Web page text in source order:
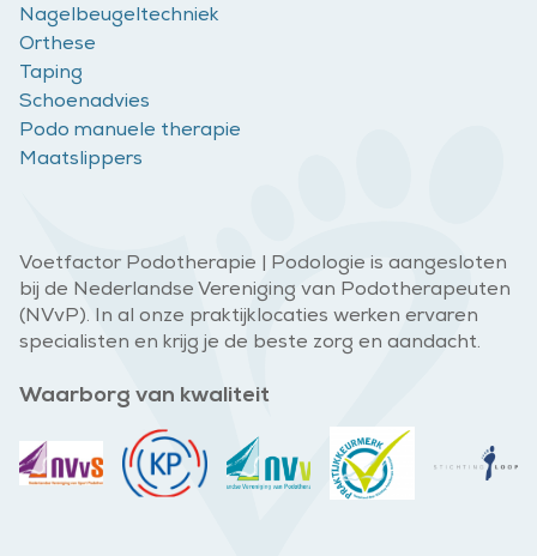
Voetfactor Podotherapie | Podologie is aangesloten
bij de Nederlandse Vereniging van Podotherapeuten
(NVvP). In al onze praktijklocaties werken ervaren
specialisten en krijg je de beste zorg en aandacht.
Waarborg van kwaliteit
Nagelbeugeltechniek
Orthese
Taping
Schoenadvies
Podo manuele therapie
Maatslippers